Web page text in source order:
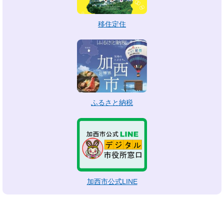
移住定住
ふるさと納税
加西市公式LINE